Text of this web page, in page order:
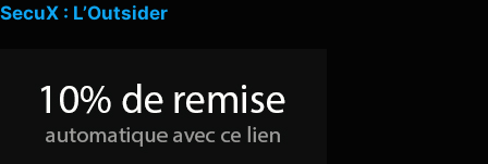
SecuX : L’Outsider